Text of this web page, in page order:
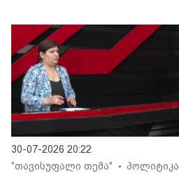
30-07-2026 20:22
"თავისუფალი თემა"
• პოლიტიკა